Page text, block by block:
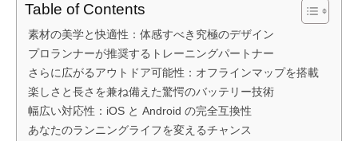
Table of Contents
素材の美学と快適性：体感すべき究極のデザイン
プロランナーが推奨するトレーニングパートナー
さらに広がるアウトドア可能性：オフラインマップを搭載
楽しさと長さを兼ね備えた驚愕のバッテリー技術
幅広い対応性：iOS と Android の完全互換性
あなたのランニングライフを変えるチャンス